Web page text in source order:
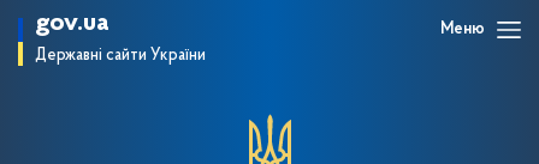
gov.ua
Державні сайти України
Меню